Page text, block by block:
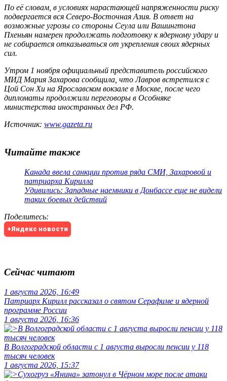
По её словам, в условиях нарастающей напряженности риску
подвергается вся Северо-Восточная Азия. В ответ на
возможные угрозы со стороны Сеула или Вашингтона
Пхеньян намерен продолжать подготовку к ядерному удару и
не собирается отказываться от укрепления своих ядерных
сил.
Утром 1 ноября официальный представитель российского
МИД Мария Захарова сообщила, что Лавров встретился с
Цой Сон Хи на Ярославском вокзале в Москве, после чего
дипломаты продолжили переговоры в Особняке
министерства иностранных дел РФ.
Источник: www.gazeta.ru
Читайте также
Канада ввела санкции против ряда СМИ, Захаровой и
патриарха Кирилла
Удивились: Западные наемники в Донбассе еще не видели
таких боевых действий
Поделитесь:
+Яндекс новости
Сейчас читают
1 августа 2026, 16:49
Патриарх Кирилл рассказал о святом Серафиме и ядерной
программе России
1 августа 2026, 16:36
В Волгоградской области с 1 августа выросли пенсии у 118
тысяч человек
1 августа 2026, 15:37